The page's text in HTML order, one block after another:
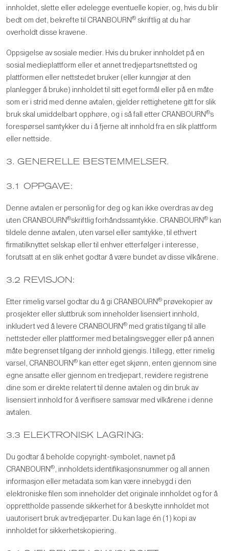
innholdet, slette eller ødelegge eventuelle kopier, og, hvis du blir
bedt om det, bekrefte til CRANBOURN® skriftlig at du har
overholdt disse kravene.
Oppsigelse av sosiale medier. Hvis du bruker innholdet på en
sosial medieplattform eller et annet tredjepartsnettsted og
plattformen eller nettstedet bruker (eller kunngjør at den
planlegger å bruke) innholdet til sitt eget formål eller på en måte
som er i strid med denne avtalen, gjelder rettighetene gitt for slik
bruk skal umiddelbart opphøre, og i så fall etter CRANBOURN®s
forespørsel samtykker du i å fjerne alt innhold fra en slik plattform
eller nettside.
3. GENERELLE BESTEMMELSER.
3.1 OPPGAVE:
Denne avtalen er personlig for deg og kan ikke overdras av deg
uten CRANBOURN®skriftlig forhåndssamtykke. CRANBOURN® kan
tildele denne avtalen, uten varsel eller samtykke, til ethvert
firmatilknyttet selskap eller til enhver etterfølger i interesse,
forutsatt at en slik enhet godtar å være bundet av disse vilkårene.
3.2 REVISJON:
Etter rimelig varsel godtar du å gi CRANBOURN® prøvekopier av
prosjekter eller sluttbruk som inneholder lisensiert innhold,
inkludert ved å levere CRANBOURN® med gratis tilgang til alle
nettsteder eller plattformer med betalingsvegger eller på annen
måte begrenset tilgang der innhold gjengis. I tillegg, etter rimelig
varsel, CRANBOURN® kan etter eget skjønn, enten gjennom sine
egne ansatte eller gjennom en tredjepart, revidere registrene
dine som er direkte relatert til denne avtalen og din bruk av
lisensiert innhold for å verifisere samsvar med vilkårene i denne
avtalen.
3.3 ELEKTRONISK LAGRING:
Du godtar å beholde copyright-symbolet, navnet på
CRANBOURN®, innholdets identifikasjonsnummer og all annen
informasjon eller metadata som kan være innebygd i den
elektroniske filen som inneholder det originale innholdet og for å
opprettholde passende sikkerhet for å beskytte innholdet mot
uautorisert bruk av tredjeparter. Du kan lage én (1) kopi av
innholdet for sikkerhetskopiering.